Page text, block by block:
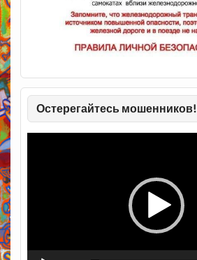
Остерегайтесь мошенников!
Видеоплеер